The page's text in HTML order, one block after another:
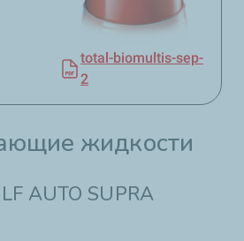
total-biomultis-sep-
2
жидкости
AUTO SUPRA